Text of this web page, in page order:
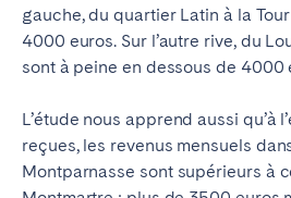
gauche, du quartier Latin à la
4000 euros. Sur l’autre rive, du
sont à peine en dessous de 4000
L’étude nous apprend aussi qu’à
reçues, les revenus mensuels
Montparnasse sont supérieurs à